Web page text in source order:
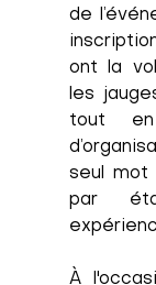
de
ont la
les
tout en
seul mot
par
À